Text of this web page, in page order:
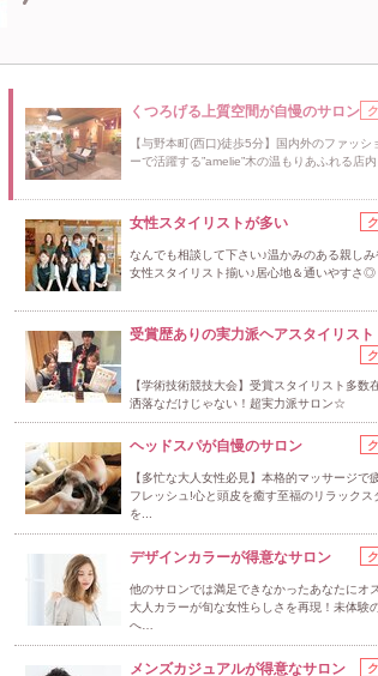
くつろげる上質空間が自慢のサロン
【与野本町(西口)徒歩5分】国内外のファッシ
ーで活躍する”amelie”木の温もりあふれる店内
女性スタイリストが多い
なんでも相談して下さい♪温かみのある親し
女性スタイリスト揃い♪居心地＆通いやすさ◎
受賞歴ありの実力派ヘアスタイリスト
【学術技術競技大会】受賞スタイリスト多数
洒落なだけじゃない！超実力派サロン☆
ヘッドスパが自慢のサロン
【多忙な大人女性必見】本格的マッサージで
フレッシュ!心と頭皮を癒す至福のリラックス
を...
デザインカラーが得意なサロン
他のサロンでは満足できなかったあなたにオ
大人カラーが旬な女性らしさを再現！未体験
へ…
メンズカジュアルが得意なサロン